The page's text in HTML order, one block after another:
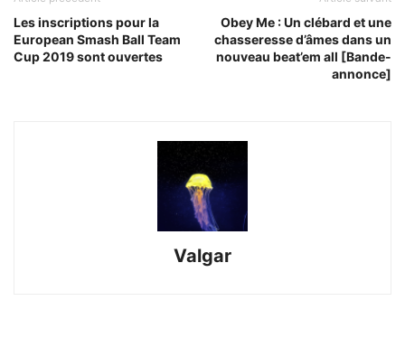
Les inscriptions pour la
European Smash Ball Team
Cup 2019 sont ouvertes
Obey Me : Un clébard et une
chasseresse d’âmes dans un
nouveau beat’em all [Bande-
annonce]
Valgar